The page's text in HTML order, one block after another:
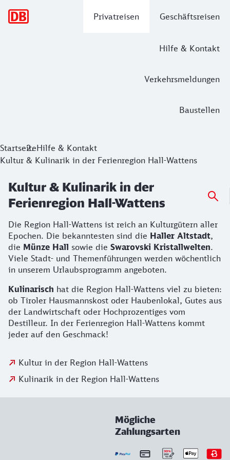
Privatreisen Geschäftsreisen
Hilfe & Kontakt
Verkehrsmeldungen
Baustellen
StartseiteHilfe & Kontakt
Kultur & Kulinarik in der Ferienregion Hall-Wattens
Kultur & Kulinarik in der
Ferienregion Hall-Wattens
Die Region Hall-Wattens ist reich an Kulturgütern aller
Epochen. Die bekanntesten sind die Haller Altstadt,
die Münze Hall sowie die Swarovski Kristallwelten.
Viele Stadt- und Themenführungen werden wöchentlich
in unserem Urlaubsprogramm angeboten.
Kulinarisch hat die Region Hall-Wattens viel zu bieten:
ob Tiroler Hausmannskost oder Haubenlokal, Gutes aus
der Landwirtschaft oder Hochprozentiges vom
Destilleur. In der Ferienregion Hall-Wattens kommt
jeder auf den Geschmack!
Kultur in der Region Hall-Wattens
Kulinarik in der Region Hall-Wattens
Mögliche
Zahlungsarten